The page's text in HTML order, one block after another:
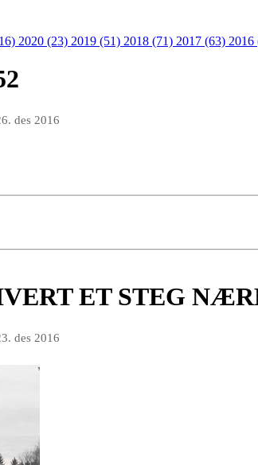
2020 (23) 2019 (51) 2018 (71) 2017 (63) 2016
des 2016
ET STEG
des 2016